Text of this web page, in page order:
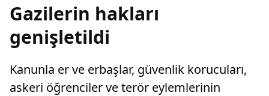
Gazilerin hakları
genişletildi
Kanunla er ve erbaşlar, güvenlik korucuları,
askeri öğrenciler ve terör eylemlerinin